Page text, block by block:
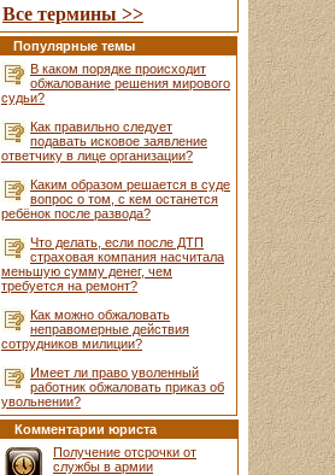
Все термины >>
Популярные темы
В каком порядке происходит
обжалование решения мирового
судьи?
Как правильно следует
подавать исковое заявление
ответчику в лице организации?
Каким образом решается в суде
вопрос о том, с кем останется
ребёнок после развода?
Что делать, если после ДТП
страховая компания насчитала
меньшую сумму денег, чем
требуется на ремонт?
Как можно обжаловать
неправомерные действия
сотрудников милиции?
Имеет ли право уволенный
работник обжаловать приказ об
увольнении?
Комментарии юриста
Получение отсрочки от
службы в армии